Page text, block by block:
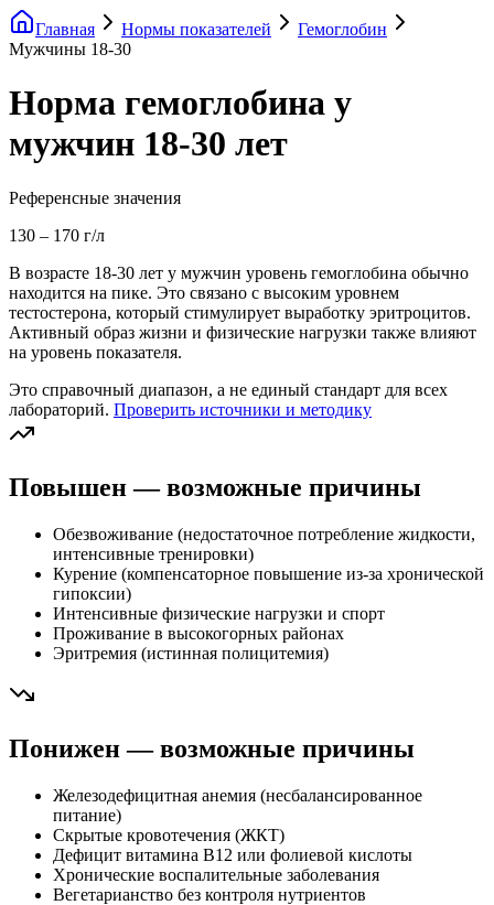
Главная Нормы показателей
Гемоглобин
Мужчины 18-30
Норма гемоглобина у
мужчин 18-30 лет
Референсные значения
130 – 170 г/л
В возрасте 18-30 лет у мужчин уровень гемоглобина обычно
находится на пике. Это связано с высоким уровнем
тестостерона, который стимулирует выработку эритроцитов.
Активный образ жизни и физические нагрузки также влияют
на уровень показателя.
Это справочный диапазон, а не единый стандарт для всех
лабораторий. Проверить источники и методику
Повышен — возможные причины
Обезвоживание (недостаточное потребление жидкости,
интенсивные тренировки)
Курение (компенсаторное повышение из-за хронической
гипоксии)
Интенсивные физические нагрузки и спорт
Проживание в высокогорных районах
Эритремия (истинная полицитемия)
Понижен — возможные причины
Железодефицитная анемия (несбалансированное
питание)
Скрытые кровотечения (ЖКТ)
Дефицит витамина B12 или фолиевой кислоты
Хронические воспалительные заболевания
Вегетарианство без контроля нутриентов